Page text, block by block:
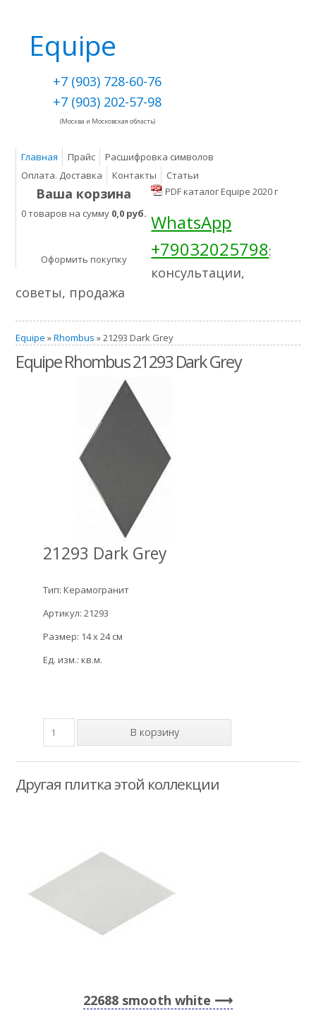
Equipe
+7 (903) 728-60-76
+7 (903) 202-57-98
(Москва и Московская область)
Главная Прайс
Расшифровка символов
Оплата. Доставка
Контакты Статьи
Ваша корзина
0 товаров на сумму 0,0 руб.
Оформить покупку
PDF каталог Equipe 2020 г
WhatsApp
+79032025798:
консультации,
советы, продажа
Equipe »Rhombus » 21293 Dark Grey
Equipe Rhombus 21293 Dark Grey
21293 Dark Grey
Тип: Керамогранит
Артикул: 21293
Размер: 14 x 24 см
Ед. изм.: кв.м.
Другая плитка этой коллекции
22688 smooth white